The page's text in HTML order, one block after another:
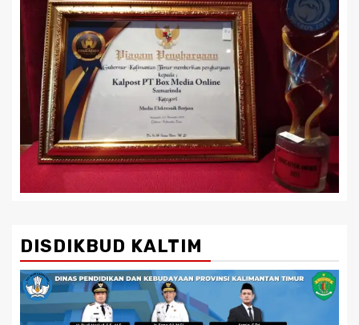
DISDIKBUD KALTIM